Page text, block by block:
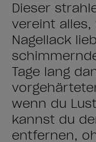
Dieser
vereint alles,
Nagellack
Tage lang
wenn du
kannst du
entfernen,